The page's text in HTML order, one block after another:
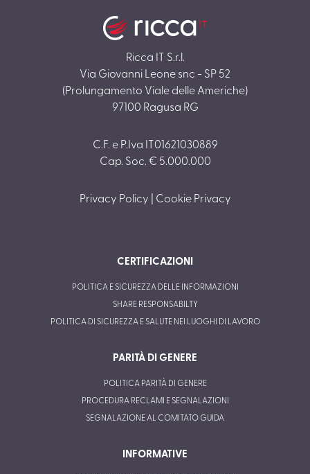
Ricca IT S.r.l.
Via Giovanni Leone snc - SP 52
(Prolungamento Viale delle Americhe)
97100 Ragusa RG
C.F. e P.Iva IT01621030889
Cap. Soc. € 5.000.000
Privacy Policy Cookie Privacy
CERTIFICAZIONI
POLITICA E SICUREZZA DELLE INFORMAZIONI
SHARE RESPONSABILTY
POLITICA DI SICUREZZA E SALUTE NEI LUOGHI DI LAVORO
PARITÀ DI GENERE
POLITICA PARITÀ DI GENERE
PROCEDURA RECLAMI E SEGNALAZIONI
SEGNALAZIONE AL COMITATO GUIDA
INFORMATIVE